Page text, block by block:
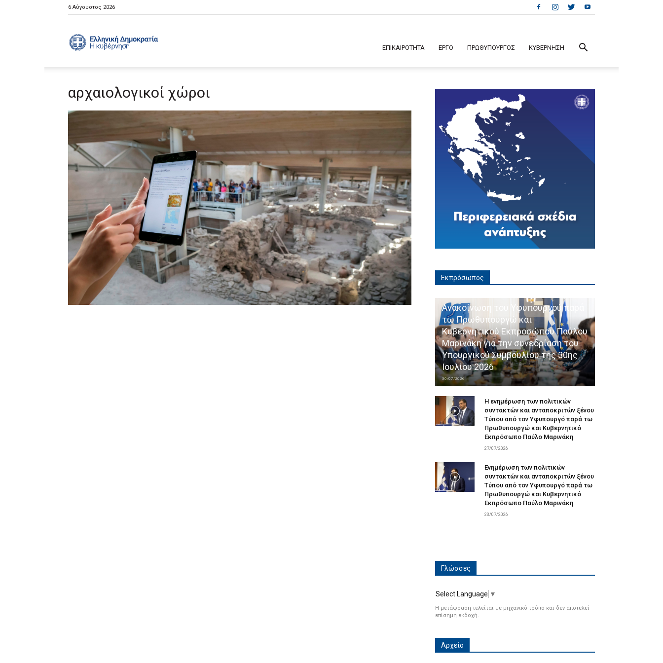
6 Αύγουστος 2026
Κυβέρνηση
ΕΠΙΚΑΙΡΟΤΗΤΑ ΕΡΓΟ ΠΡΩΘΥΠΟΥΡΓΟΣ ΚΥΒΕΡΝΗΣΗ
αρχαιολογικοί χώροι
Εκπρόσωπος
Ανακοίνωση του Υφυπουργού παρά
τω Πρωθυπουργώ και
Κυβερνητικού Εκπροσώπου Παύλου
Μαρινάκη για την συνεδρίαση του
Υπουργικού Συμβουλίου της 30ης
Ιουλίου 2026
30/07/2026
Η ενημέρωση των πολιτικών
συντακτών και ανταποκριτών ξένου
Τύπου από τον Υφυπουργό παρά τω
Πρωθυπουργώ και Κυβερνητικό
Εκπρόσωπο Παύλο Μαρινάκη
27/07/2026
Ενημέρωση των πολιτικών
συντακτών και ανταποκριτών ξένου
Τύπου από τον Υφυπουργό παρά τω
Πρωθυπουργώ και Κυβερνητικό
Εκπρόσωπο Παύλο Μαρινάκη
23/07/2026
Γλώσσες
Select Language ▼
Η μετάφραση τελείται με μηχανικό τρόπο και δεν αποτελεί
επίσημη εκδοχή.
Αρχείο